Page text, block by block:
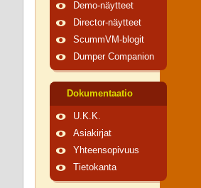
Demo-näytteet
Director-näytteet
ScummVM-blogit
Dumper Companion
Dokumentaatio
U.K.K.
Asiakirjat
Yhteensopivuus
Tietokanta